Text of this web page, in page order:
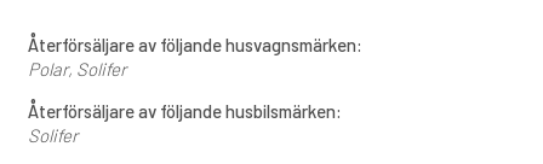
Återförsäljare av följande husvagnsmärken:
Polar Solifer
Återförsäljare av följande husbilsmärken:
Solifer